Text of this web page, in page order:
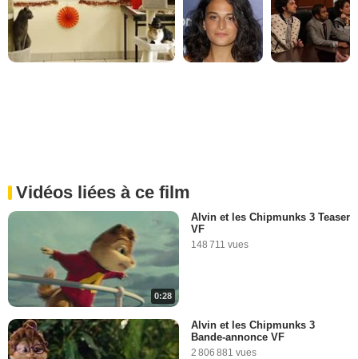
Vidéos liées à ce film
0:28
Alvin et les Chipmunks 3 Teaser
VF
148 711 vues
Alvin et les Chipmunks 3
Bande-annonce VF
2 806 881 vues